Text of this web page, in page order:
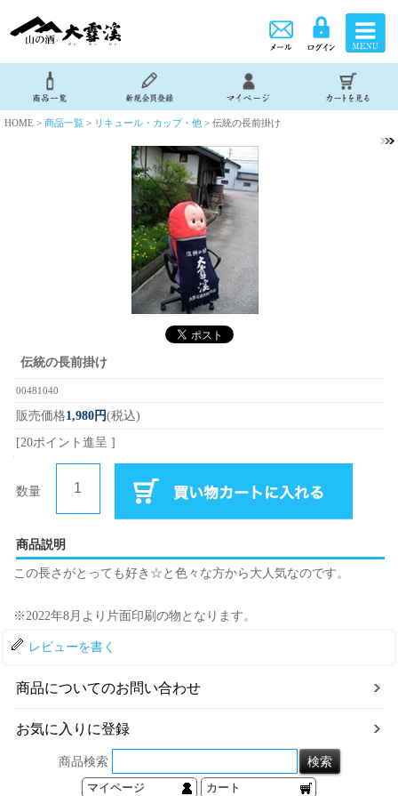
HOME > 商品一覧 > リキュール・カップ・他 > 伝統の長前掛け
伝統の長前掛け
00481040
販売価格1,980円(税込)
[20ポイント進呈 ]
数量
商品説明
この長さがとっても好き☆と色々な方から大人気なのです。
※2022年8月より片面印刷の物となります。
レビューを書く
商品についてのお問い合わせ
お気に入りに登録
商品検索
マイページ カート